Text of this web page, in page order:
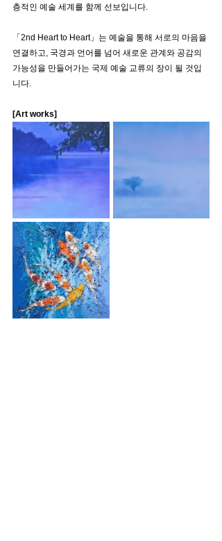
층적인 예술 세계를 함께 선보입니다.
「2nd Heart to Heart」는 예술을 통해 서로의 마음을
연결하고, 국경과 언어를 넘어 새로운 관계와 공감의
가능성을 만들어가는 국제 예술 교류의 장이 될 것입
니다.
[Art works]